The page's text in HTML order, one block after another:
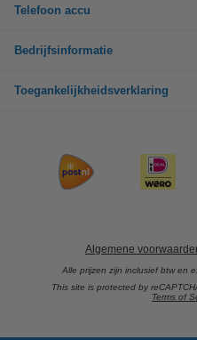
Telefoon accu
Bedrijfsinformatie
Toegankelijkheidsverklaring
Algemene
Alle prijzen zijn inclusief btw en
This site is protected by
Terms of